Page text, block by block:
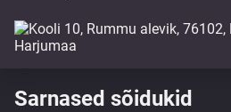
Sarnased sõidukid